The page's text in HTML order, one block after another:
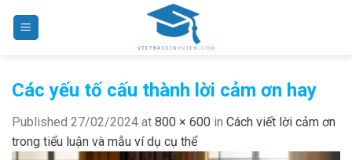
Các yếu tố cấu thành lời cảm ơn hay
Published 27/02/2024 at 800 × 600 in Cách viết lời cảm ơn
trong tiểu luận và mẫu ví dụ cụ thể